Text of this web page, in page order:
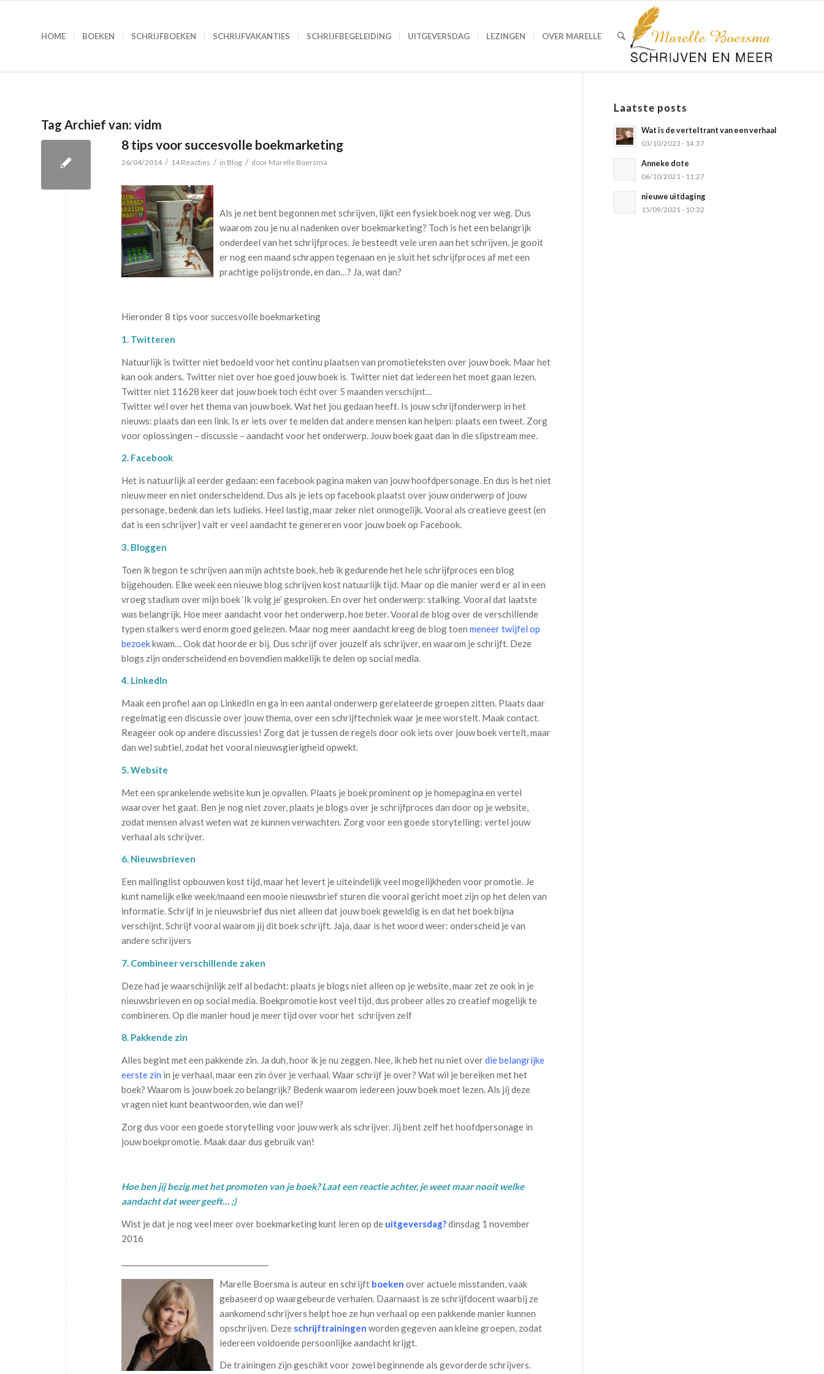
HOME BOEKEN SCHRIJFBOEKEN SCHRIJFVAKANTIES SCHRIJFBEGELEIDING UITGEVERSDAG LEZINGEN OVER MARELLE
Tag Archief van: vidm
8 tips voor succesvolle boekmarketing
26/04/2014 / 14 Reacties / in Blog / door Marelle Boersma
Als je net bent begonnen met schrijven, lijkt een fysiek boek nog ver weg. Dus
waarom zou je nu al nadenken over boekmarketing? Toch is het een belangrijk
onderdeel van het schrijfproces. Je besteedt vele uren aan het schrijven, je gooit
er nog een maand schrappen tegenaan en je sluit het schrijfproces af met een
prachtige polijstronde, en dan…? Ja, wat dan?
Hieronder 8 tips voor succesvolle boekmarketing
1. Twitteren
Natuurlijk is twitter niet bedoeld voor het continu plaatsen van promotieteksten over jouw boek. Maar het
kan ook anders. Twitter niet over hoe goed jouw boek is. Twitter niet dat iedereen het moet gaan lezen.
Twitter niet 11628 keer dat jouw boek toch écht over 5 maanden verschijnt…
Twitter wél over het thema van jouw boek. Wat het jou gedaan heeft. Is jouw schrijfonderwerp in het
nieuws: plaats dan een link. Is er iets over te melden dat andere mensen kan helpen: plaats een tweet. Zorg
voor oplossingen – discussie – aandacht voor het onderwerp. Jouw boek gaat dan in die slipstream mee.
2. Facebook
Het is natuurlijk al eerder gedaan: een facebook pagina maken van jouw hoofdpersonage. En dus is het niet
nieuw meer en niet onderscheidend. Dus als je iets op facebook plaatst over jouw onderwerp of jouw
personage, bedenk dan iets ludieks. Heel lastig, maar zeker niet onmogelijk. Vooral als creatieve geest (en
dat is een schrijver) valt er veel aandacht te genereren voor jouw boek op Facebook.
3. Bloggen
Toen ik begon te schrijven aan mijn achtste boek, heb ik gedurende het hele schrijfproces een blog
bijgehouden. Elke week een nieuwe blog schrijven kost natuurlijk tijd. Maar op die manier werd er al in een
vroeg stadium over mijn boek ‘Ik volg je’ gesproken. En over het onderwerp: stalking. Vooral dat laatste
was belangrijk. Hoe meer aandacht voor het onderwerp, hoe beter. Vooral de blog over de verschillende
typen stalkers werd enorm goed gelezen. Maar nog meer aandacht kreeg de blog toen meneer twijfel op
bezoekkwam… Ook dat hoorde er bij. Dus schrijf over jouzelf als schrijver, en waarom je schrijft. Deze
blogs zijn onderscheidend en bovendien makkelijk te delen op social media.
4. LinkedIn
Maak een profiel aan op LinkedIn en ga in een aantal onderwerp gerelateerde groepen zitten. Plaats daar
regelmatig een discussie over jouw thema, over een schrijftechniek waar je mee worstelt. Maak contact.
Reageer ook op andere discussies! Zorg dat je tussen de regels door ook iets over jouw boek vertelt, maar
dan wel subtiel, zodat het vooral nieuwsgierigheid opwekt.
5. Website
Met een sprankelende website kun je opvallen. Plaats je boek prominent op je homepagina en vertel
waarover het gaat. Ben je nog niet zover, plaats je blogs over je schrijfproces dan door op je website,
zodat mensen alvast weten wat ze kunnen verwachten. Zorg voor een goede storytelling: vertel jouw
verhaal als schrijver.
6. Nieuwsbrieven
Een mailinglist opbouwen kost tijd, maar het levert je uiteindelijk veel mogelijkheden voor promotie. Je
kunt namelijk elke week/maand een mooie nieuwsbrief sturen die vooral gericht moet zijn op het delen van
informatie. Schrijf in je nieuwsbrief dus niet alleen dat jouw boek geweldig is en dat het boek bijna
verschijnt. Schrijf vooral waarom jij dit boek schrijft. Jaja, daar is het woord weer: onderscheid je van
andere schrijvers
7. Combineer verschillende zaken
Deze had je waarschijnlijk zelf al bedacht: plaats je blogs niet alleen op je website, maar zet ze ook in je
nieuwsbrieven en op social media. Boekpromotie kost veel tijd, dus probeer alles zo creatief mogelijk te
combineren. Op die manier houd je meer tijd over voor het schrijven zelf
8. Pakkende zin
Alles begint met een pakkende zin. Ja duh, hoor ik je nu zeggen. Nee, ik heb het nu niet overdie belangrijke
eerste zin in je verhaal, maar een zin óver je verhaal. Waar schrijf je over? Wat wil je bereiken met het
boek? Waarom is jouw boek zo belangrijk? Bedenk waarom iedereen jouw boek moet lezen. Als jíj deze
vragen niet kunt beantwoorden, wie dan wel?
Zorg dus voor een goede storytelling voor jouw werk als schrijver. Jij bent zelf het hoofdpersonage in
jouw boekpromotie. Maak daar dus gebruik van!
Hoe ben jij bezig met het promoten van je boek? Laat een reactie achter, je weet maar nooit welke
aandacht dat weer geeft… ;)
Wist je dat je nog veel meer over boekmarketing kunt leren op de uitgeversdag?dinsdag 1 november
2016
Marelle Boersma is auteur en schrijft boeken over actuele misstanden, vaak
gebaseerd op waargebeurde verhalen. Daarnaast is ze schrijfdocent waarbij ze
aankomend schrijvers helpt hoe ze hun verhaal op een pakkende manier kunnen
opschrijven. Deze schrijftrainingen worden gegeven aan kleine groepen, zodat
iedereen voldoende persoonlijke aandacht krijgt.
De trainingen zijn geschikt voor zowel beginnende als gevorderde schrijvers.
Laatste posts
Wat is de verteltrant van een verhaal
03/10/2023 - 14:37
Anneke dote
06/10/2021 - 11:27
nieuwe uitdaging
15/09/2021 - 10:32